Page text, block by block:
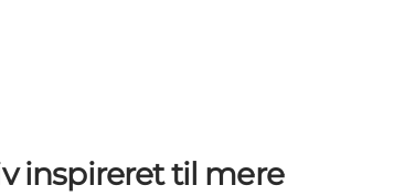
inspireret til mere